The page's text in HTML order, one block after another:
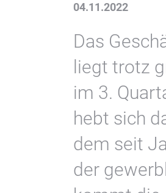
04.11.2022
Das
liegt trotz
im 3.
hebt sich
dem seit
der